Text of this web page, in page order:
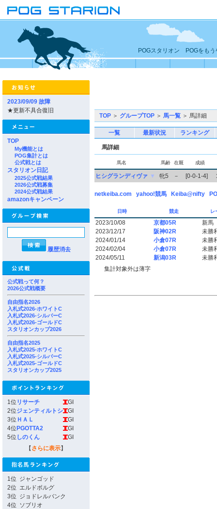
POGスタリオン POGをもう
2023/09/09 故障
★更新不具合復旧
TOP
My機能とは
POG集計とは
公式戦とは
スタリオン日記
2025公式戦結果
2026公式戦募集
2024公式戦結果
amazonキャンペーン
履歴消去
公式戦って何？
2026公式戦概要
自由指名2026
入札式2026-ホワイトC
入札式2026-シルバーC
入札式2026-ゴールドC
スタリオンカップ2026
自由指名2025
入札式2025-ホワイトC
入札式2025-シルバーC
入札式2025-ゴールドC
スタリオンカップ2025
1位 リサーチ
GI
2位ジェンティルトシ
GI
3位 ＨＡＬ
GI
4位 PGOTTA2
GI
5位 しのくん
GI
【 さらに表示】
1位 ジャンゴッド
2位 エルドボルグ
3位 ジョドレルバンク
4位 ソブリオ
TOP ＞ グループTOP ＞ 馬一覧 ＞ 馬詳細
一覧 最新状況 ランキング
馬詳細
馬名 馬齢 在厩 成績
ヒシグランディヴァ ▼ 牝5 － [0-0-1-4]
netkeiba.com yahoo!競馬 Keiba@nifty
日時 競走 レ
2023/10/08 京都05R
新馬
2023/12/17
阪神02R
未勝
2024/01/14
小倉07R
未勝
2024/02/04
小倉07R
未勝
2024/05/11
新潟03R
未勝
集計対象外は薄字